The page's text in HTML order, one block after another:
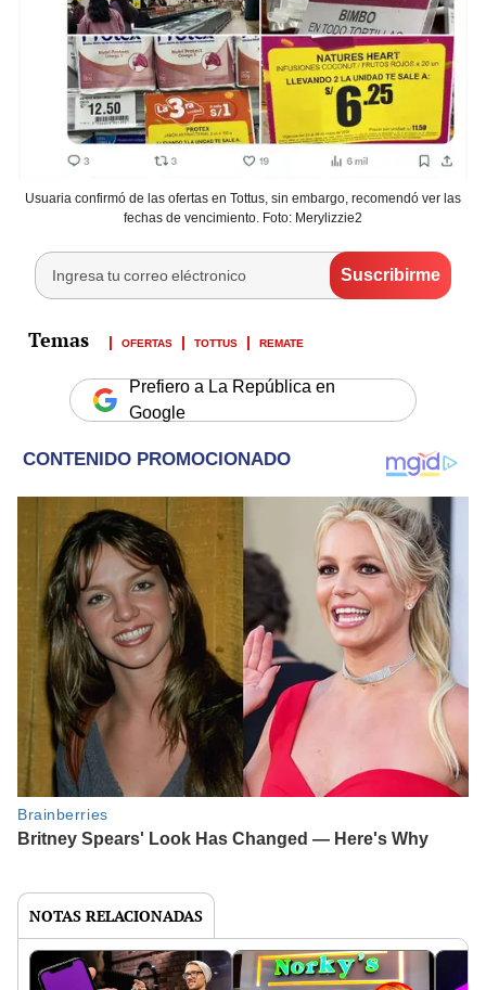
Usuaria confirmó de las ofertas en Tottus, sin embargo, recomendó ver las
fechas de vencimiento. Foto: Merylizzie2
OFERTAS TOTTUS REMATE
Prefiero a La República en
Google
NOTAS RELACIONADAS